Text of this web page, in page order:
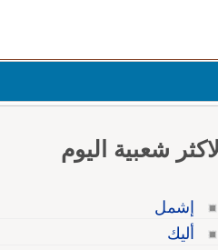
شعبية اليوم
إشمل
أليك